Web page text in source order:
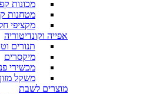
מכונות
מטחנות
מקציפי
אפייה וקונדיטוריה
תנורים
מיקסרים
מכשירי
משקל מזון
מוצרים לשבת